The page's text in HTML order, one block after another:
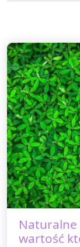
wartość